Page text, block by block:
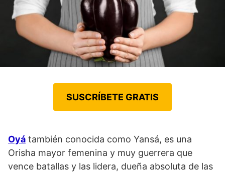
SUSCRÍBETE GRATIS
Oyá también conocida como Yansá, es una
Orisha mayor femenina y muy guerrera que
vence batallas y las lidera, dueña absoluta de las